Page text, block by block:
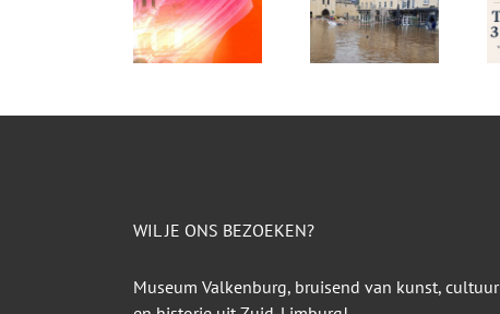
WIL JE ONS BEZOEKEN?
Museum Valkenburg, bruisend van kunst, cultuur